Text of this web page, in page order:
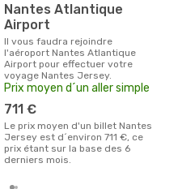
Nantes Atlantique
Airport
Il vous faudra rejoindre
l'aéroport Nantes Atlantique
Airport pour effectuer votre
voyage Nantes Jersey.
Prix moyen d´un aller simple
711 €
Le prix moyen d'un billet Nantes
Jersey est d´environ 711 €, ce
prix étant sur la base des 6
derniers mois.